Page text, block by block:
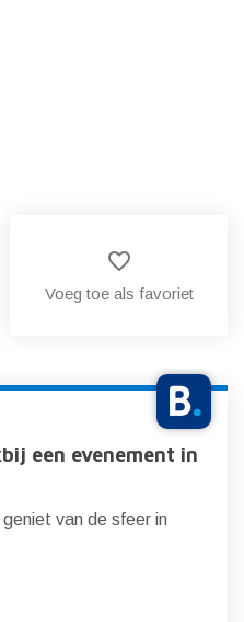
favorite_border
Voeg toe als favoriet
een evenement in
geniet van de sfeer in